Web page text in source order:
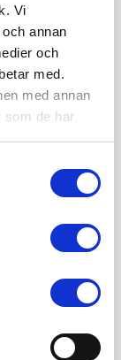
Vi
annan
och
med.
med annan
som de har
av
vass
Vill du också
44 33 50